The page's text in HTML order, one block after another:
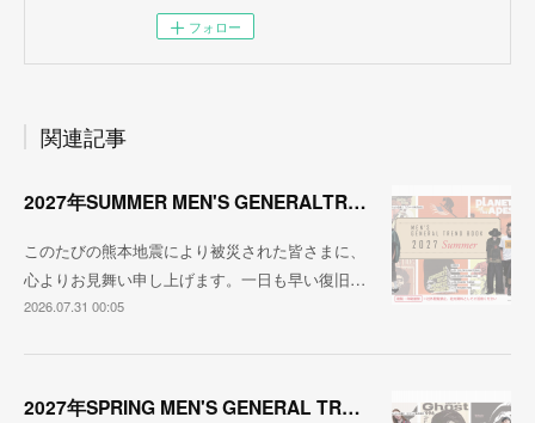
フォロー
関連記事
2027年SUMMER MEN'S GENERALTREND
このたびの熊本地震により被災された皆さまに、
心よりお見舞い申し上げます。一日も早い復旧…
2026.07.31 00:05
2027年SPRING MEN'S GENERAL TREND